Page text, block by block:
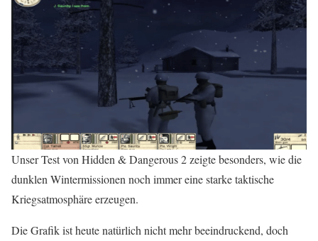
Unser Test von Hidden & Dangerous 2 zeigte besonders, wie die
dunklen Wintermissionen noch immer eine starke taktische
Kriegsatmosphäre erzeugen.
Die Grafik ist heute natürlich nicht mehr beeindruckend, doch